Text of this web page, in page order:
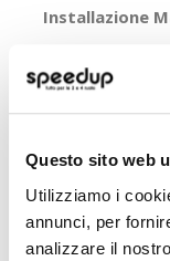
Questo sito web
Utilizziamo i
annunci, per
analizzare il
Installazione
Antracite
Prezzo
29,70 € -25%